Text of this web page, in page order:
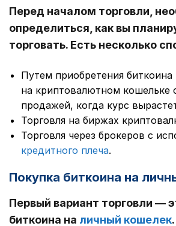
Перед началом торговли,
определиться, как вы
торговать. Есть несколько
Путем приобретения биткоина
на криптовалютном кошельке
продажей, когда курс
Торговля на биржах
Торговля через брокеров с
кредитного плеча.
Покупка биткоина на
Первый вариант торговли —
биткоина на личный кошелек.